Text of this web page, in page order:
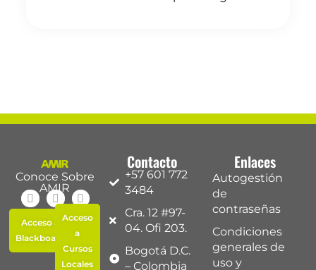
Conoce Sobre
AMIR
Acceso a
Blackboard
Acceso
a
Cursos
Locales
Contacto
+57 601 772
3484
Cra. 12 #97-
04. Ofi 203.
Bogotá D.C.
– Colombia
Enlaces
Autogestión
de
contraseñas
Condiciones
generales de
uso y